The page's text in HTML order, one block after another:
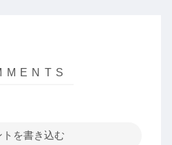
トを書き込む